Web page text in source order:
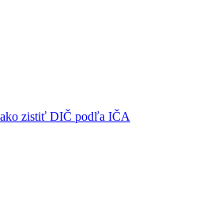
ako zistiť DIČ podľa IČA